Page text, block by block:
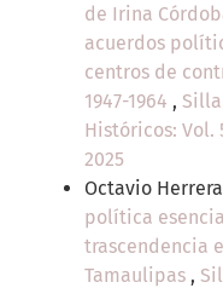
de Irina
acuerdos
centros de
1947-1964 ,
Históricos: Vol.
2025
Octavio
política
trascendencia
Tamaulipas ,